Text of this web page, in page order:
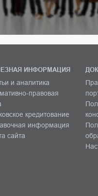
ИНФОРМАЦИЯ
и аналитика
правовая
кредитование
информация
сайта